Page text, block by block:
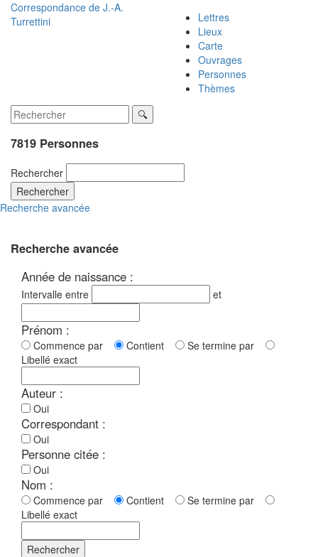
Correspondance de J.-A.
Turrettini
Lettres
Lieux
Carte
Ouvrages
Personnes
Thèmes
7819 Personnes
Rechercher
Rechercher
Recherche avancée
Recherche avancée
Année de naissance :
Intervalle entre et
Prénom :
Commence par Contient
Se termine par
Libellé exact
Auteur :
Oui
Correspondant :
Oui
Personne citée :
Oui
Nom :
Commence par Contient
Se termine par
Libellé exact
Rechercher